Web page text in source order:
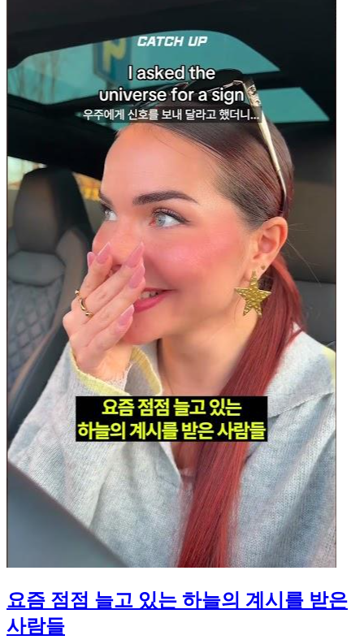
요즘 점점 늘고 있는 하늘의 계시를 받은
사람들